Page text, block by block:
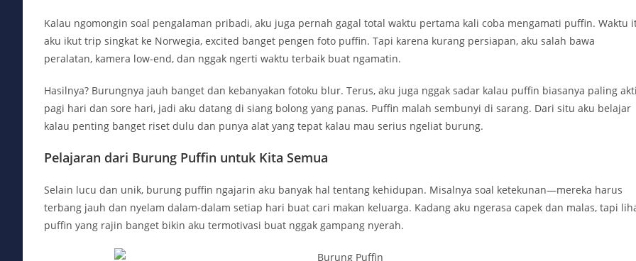
Kalau ngomongin soal pengalaman pribadi, aku juga pernah gagal total waktu pertama kali coba mengamati puffin. Waktu
aku ikut trip singkat ke Norwegia, excited banget pengen foto puffin. Tapi karena kurang persiapan, aku salah bawa
peralatan, kamera low-end, dan nggak ngerti waktu terbaik buat ngamatin.
Hasilnya? Burungnya jauh banget dan kebanyakan fotoku blur. Terus, aku juga nggak sadar kalau puffin biasanya paling
pagi hari dan sore hari, jadi aku datang di siang bolong yang panas. Puffin malah sembunyi di sarang. Dari situ aku belajar
kalau penting banget riset dulu dan punya alat yang tepat kalau mau serius ngeliat burung.
Pelajaran dari Burung Puffin untuk Kita Semua
Selain lucu dan unik, burung puffin ngajarin aku banyak hal tentang kehidupan. Misalnya soal ketekunan—mereka harus
terbang jauh dan nyelam dalam-dalam setiap hari buat cari makan keluarga. Kadang aku ngerasa capek dan malas, tapi
puffin yang rajin banget bikin aku termotivasi buat nggak gampang nyerah.